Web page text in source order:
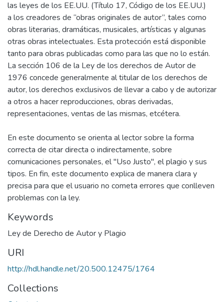
las leyes de los EE.UU. (Título 17, Código de los EE.UU.)
a los creadores de “obras originales de autor”, tales como
obras literarias, dramáticas, musicales, artísticas y algunas
otras obras intelectuales. Esta protección está disponible
tanto para obras publicadas como para las que no lo están.
La sección 106 de la Ley de los derechos de Autor de
1976 concede generalmente al titular de los derechos de
autor, los derechos exclusivos de llevar a cabo y de autorizar
a otros a hacer reproducciones, obras derivadas,
representaciones, ventas de las mismas, etcétera.
En este documento se orienta al lector sobre la forma
correcta de citar directa o indirectamente, sobre
comunicaciones personales, el "Uso Justo", el plagio y sus
tipos. En fin, este documento explica de manera clara y
precisa para que el usuario no cometa errores que conlleven
problemas con la ley.
Keywords
Ley de Derecho de Autor y Plagio
URI
http://hdl.handle.net/20.500.12475/1764
Collections